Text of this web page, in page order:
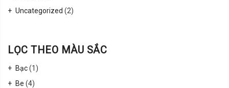
Uncategorized (2)
LỌC THEO MÀU SẮC
Bạc(1)
Be (4)